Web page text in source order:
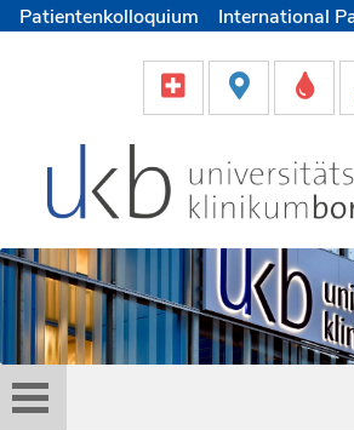
Patientenkolloquium
International
Helfen & Spenden
Medien